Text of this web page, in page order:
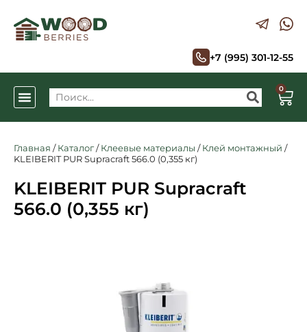
+7 (995) 301-12-55
0
Главная /Каталог/Клеевые материалы /Клей монтажный /
KLEIBERIT PUR Supracraft 566.0 (0,355 кг)
KLEIBERIT PUR Supracraft
566.0 (0,355 кг)